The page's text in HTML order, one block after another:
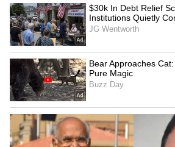
కాకుండా.. కరెంట్ బిల్లు కూడా
పొరపాట్లు చేయకపోవడమే మంచిది.